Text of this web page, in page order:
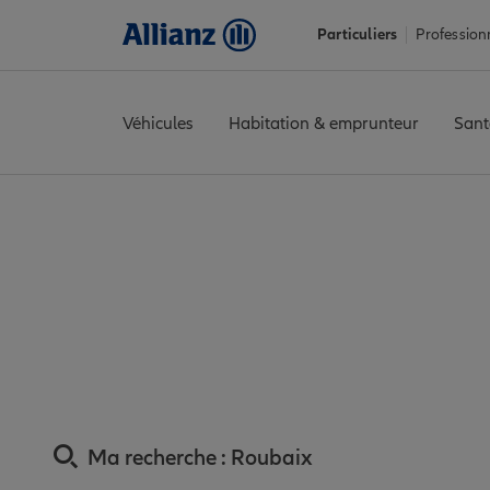
Particuliers
Véhicules Habitation & emprunteur
Ma recherche : Roubaix